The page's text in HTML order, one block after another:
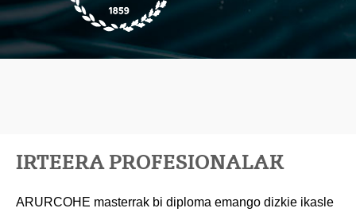
IRTEERA PROFESIONALAK
ARURCOHE masterrak bi diploma emango dizkie ikasle